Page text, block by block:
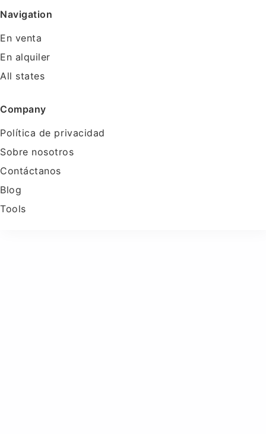
Navigation
En venta
En alquiler
All states
Company
Política de privacidad
Sobre nosotros
Contáctanos
Blog
Tools